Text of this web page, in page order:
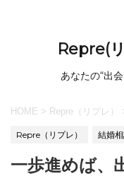
Repre(
あなたの“出
HOME > Repre（リプレ）
Repre（リプレ） 結婚
一歩進めば、